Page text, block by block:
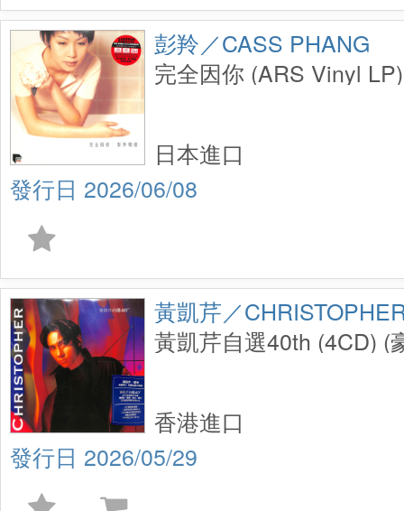
彭羚／CASS PHANG
完全因你 (ARS Vinyl LP)
2026/06/08
日本進口
黃凱芹／
黃凱芹自選40th (4CD) (
2026/05/29
香港進口